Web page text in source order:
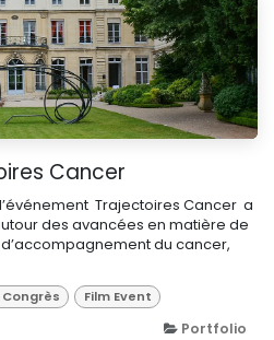
Cancer
Trajectoires Cancer a
des avancées en matière de
du cancer,
Film Event
Portfolio